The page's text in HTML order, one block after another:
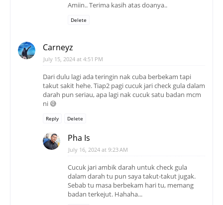
Amiin.. Terima kasih atas doanya..
Delete
Carneyz
July 15, 2024 at 4:51 PM
Dari dulu lagi ada teringin nak cuba berbekam tapi
takut sakit hehe. Tiap2 pagi cucuk jari check gula dalam
darah pun seriau, apa lagi nak cucuk satu badan mcm
ni 😅
Reply Delete
Pha Is
July 16, 2024 at 9:23 AM
Cucuk jari ambik darah untuk check gula
dalam darah tu pun saya takut-takut jugak.
Sebab tu masa berbekam hari tu, memang
badan terkejut. Hahaha...